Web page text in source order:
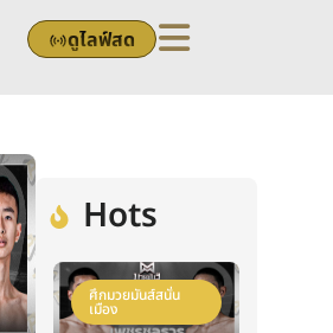
ดูไลฟ์สด
Hots
ศึกมวยมันส์สนั่น
เมือง